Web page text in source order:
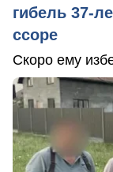
гибель 37-
ссоре
Скоро ему